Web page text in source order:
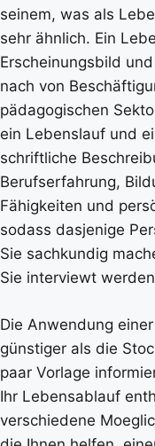
seinem, was als
sehr ähnlich. Ein
Erscheinungsbild
nach von
pädagogischen
ein Lebenslauf und
schriftliche
Berufserfahrung,
Fähigkeiten und
sodass dasjenige
Sie sachkundig
Sie interviewt
Die Anwendung
günstiger als die
paar Vorlage
Ihr Lebensablauf
verschiedene